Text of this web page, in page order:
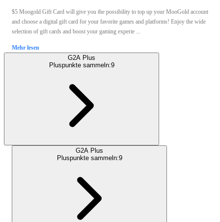
$5 Moogold Gift Card will give you the possibility to top up your MooGold account
and choose a digital gift card for your favorite games and platforms! Enjoy the wide
selection of gift cards and boost your gaming experie ...
Mehr lesen
G2A Plus
Pluspunkte sammeln:9
G2A Plus
Pluspunkte sammeln:9